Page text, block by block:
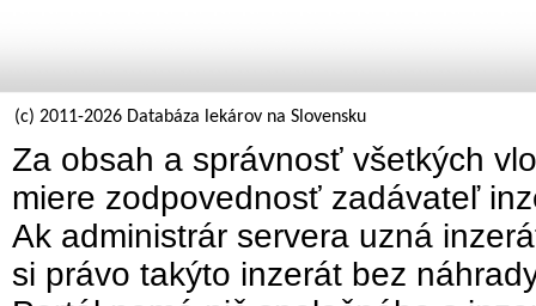
(c) 2011-2026 Databáza lekárov na Slovensku
Za obsah a správnosť všetkých
miere zodpovednosť zadávateľ
Ak administrár servera uzná
si právo takýto inzerát bez